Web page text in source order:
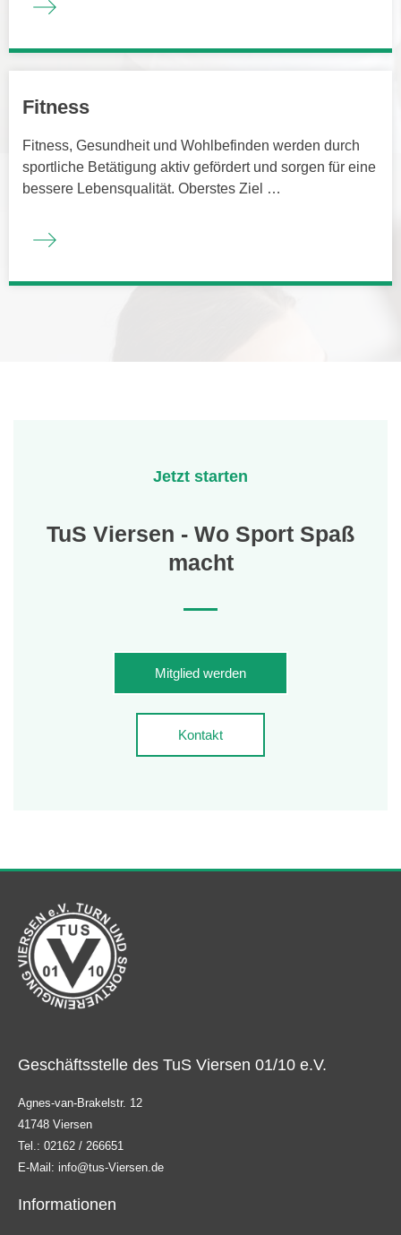
Fitness
Fitness, Gesundheit und Wohlbefinden werden durch
sportliche Betätigung aktiv gefördert und sorgen für eine
bessere Lebensqualität. Oberstes Ziel …
Jetzt starten
TuS Viersen - Wo Sport Spaß
macht
Mitglied werden
Kontakt
Geschäftsstelle des TuS Viersen 01/10 e.V.
Agnes-van-Brakelstr. 12
41748 Viersen
Tel.: 02162 / 266651
E-Mail: info@tus-Viersen.de
Informationen